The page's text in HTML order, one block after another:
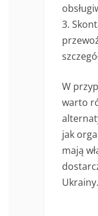
3.
W
warto
jak
mają
Ukrainy.